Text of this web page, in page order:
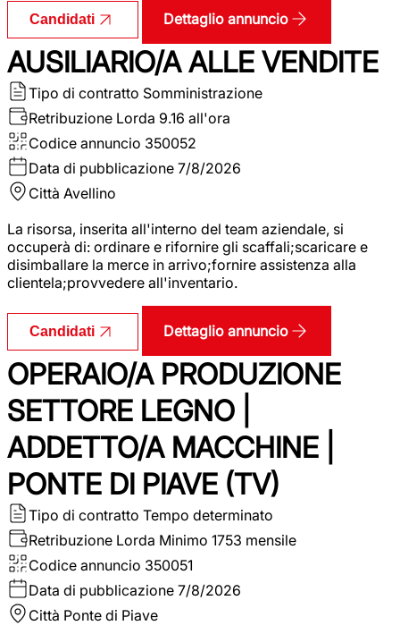
Candidati Dettaglio annuncio
AUSILIARIO/A ALLE VENDITE
Tipo di contratto Somministrazione
Retribuzione Lorda 9.16 all'ora
Codice annuncio 350052
Data di pubblicazione 7/8/2026
Città Avellino
La risorsa, inserita all'interno del team aziendale, si
occuperà di: ordinare e rifornire gli scaffali;scaricare e
disimballare la merce in arrivo;fornire assistenza alla
clientela;provvedere all'inventario.
Candidati Dettaglio annuncio
OPERAIO/A PRODUZIONE
SETTORE LEGNO |
ADDETTO/A MACCHINE |
PONTE DI PIAVE (TV)
Tipo di contratto Tempo determinato
Retribuzione Lorda Minimo 1753 mensile
Codice annuncio 350051
Data di pubblicazione 7/8/2026
Città Ponte di Piave